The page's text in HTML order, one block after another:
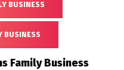
BUSINESS
BUSINESS
Family Business